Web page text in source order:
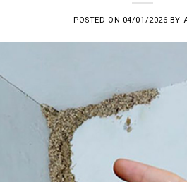
POSTED ON 04/01/2026 BY